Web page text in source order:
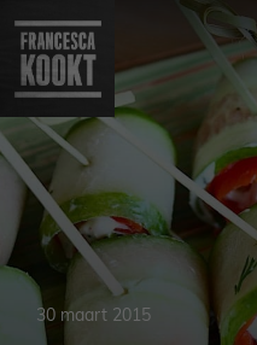
naar
inhoud
30 maart 2015